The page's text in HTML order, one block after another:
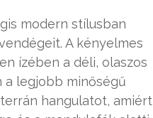
modern stílusban
A kényelmes
ízében a déli, olaszos
a legjobb minőségű
hangulatot, amiért